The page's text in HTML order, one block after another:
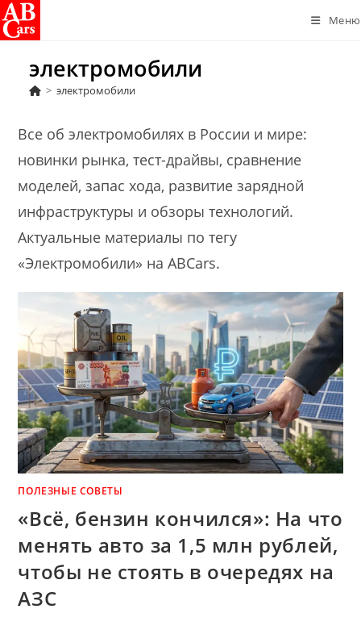
Перейти
к
Меню
электромобили
> электромобили
Все об электромобилях в России и мире:
новинки рынка, тест-драйвы, сравнение
моделей, запас хода, развитие зарядной
инфраструктуры и обзоры технологий.
Актуальные материалы по тегу
«Электромобили» на ABCars.
ПОЛЕЗНЫЕ СОВЕТЫ
«Всё, бензин кончился»: На что
менять авто за 1,5 млн рублей,
чтобы не стоять в очередях на
АЗС